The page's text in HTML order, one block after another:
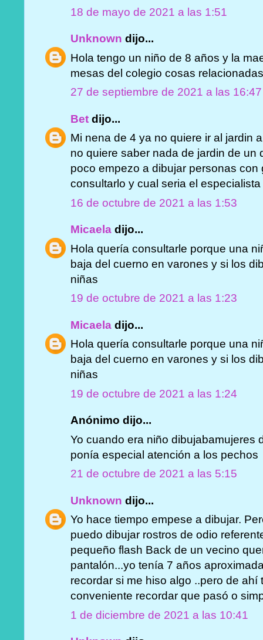
18 de mayo de 2021 a las 1:51
Unknown dijo...
Hola tengo un niño de 8 años y la
mesas del colegio cosas
27 de septiembre de 2021 a las 16:47
Bet dijo...
Mi nena de 4 ya no quiere ir al jardin
no quiere saber nada de jardin de un
poco empezo a dibujar personas
consultarlo y cual seria el especialista
16 de octubre de 2021 a las 1:53
Micaela dijo...
Hola quería consultarle porque una
baja del cuerno en varones y si los
niñas
19 de octubre de 2021 a las 1:23
Micaela dijo...
Hola quería consultarle porque una
baja del cuerno en varones y si los
niñas
19 de octubre de 2021 a las 1:24
Anónimo dijo...
Yo cuando era niño dibujabamujeres
ponía especial atención a los pechos
21 de octubre de 2021 a las 5:15
Unknown dijo...
Yo hace tiempo empese a dibujar.
puedo dibujar rostros de odio
pequeño flash Back de un vecino
pantalón...yo tenía 7 años
recordar si me hiso algo ..pero de
conveniente recordar que pasó o
1 de diciembre de 2021 a las 10:41